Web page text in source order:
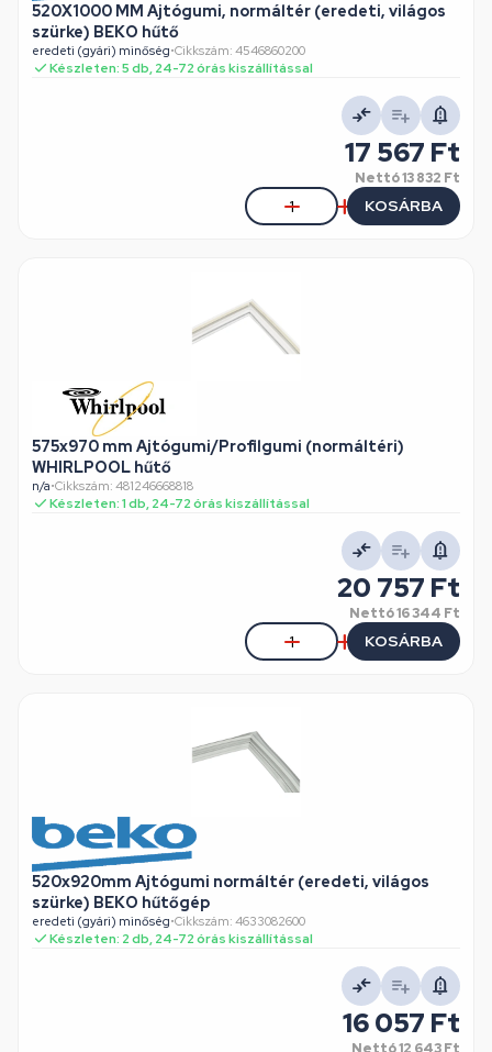
520X1000 MM Ajtógumi, normáltér (eredeti, világos
szürke) BEKO hűtő
eredeti (gyári) minőség•Cikkszám: 4546860200
Készleten: 5 db, 24-72 órás kiszállítással
17 567 Ft
Nettó13 832 Ft
KOSÁRBA
575x970 mm Ajtógumi/Profilgumi (normáltéri)
WHIRLPOOL hűtő
n/a•Cikkszám: 481246668818
Készleten: 1 db, 24-72 órás kiszállítással
20 757 Ft
Nettó16 344 Ft
KOSÁRBA
520x920mm Ajtógumi normáltér (eredeti, világos
szürke) BEKO hűtőgép
eredeti (gyári) minőség•Cikkszám: 4633082600
Készleten: 2 db, 24-72 órás kiszállítással
16 057 Ft